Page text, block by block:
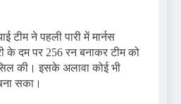
टीम ने पहली पारी में मार्नस
के दम पर 256 रन बनाकर टीम को
की। इसके अलावा कोई भी
सका।